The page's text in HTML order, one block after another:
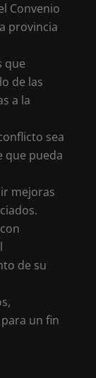
Convenio
provincia
que
de las
a la
sea
que pueda
mejoras
de su
un fin